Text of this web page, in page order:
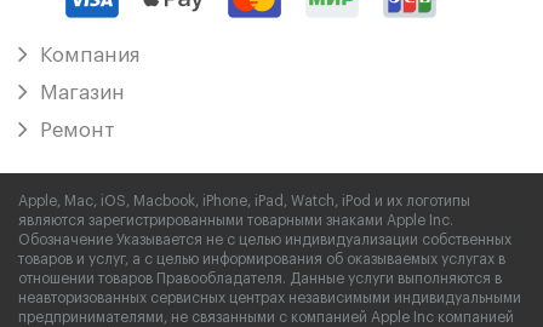
Компания
Магазин
Ремонт
Apple, Mac, iOS, Macbook, iPhone, iPad, Watch, iPod и их логотипы
являются зарегистрированными товарными знаками Apple Inc.
Обозначение Указывается не с целью индивидуализации собственных
товаров и услуг, а с целью информирования об оказываемых услугах в
отношении товаров Правообладателя. Данные услуги выполняются в
неавторизованных сервисных центрах независимыми индивидуальными
предпринимателями, не связанными с компанией Apple Inc компанией